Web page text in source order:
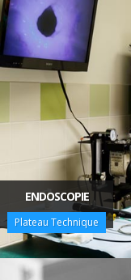
ENDOSCOPIE
Plateau Technique